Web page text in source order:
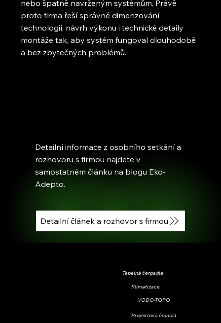
nebo špatně navrženým systémům. Právě
proto firma řeší správné dimenzování
technologií, návrh výkonu i technické detaily
montáže tak, aby systém fungoval dlouhodobě
a bez zbytečných problémů.
Detailní informace z osobního setkání a
rozhovoru s firmou najdete v
samostatném článku na blogu Eko-
Adepto.
Detailní článek a rozhovor s firmou
Tepelná čerpadla
Klimatizace
VODO-TOPO
Projektová činnost